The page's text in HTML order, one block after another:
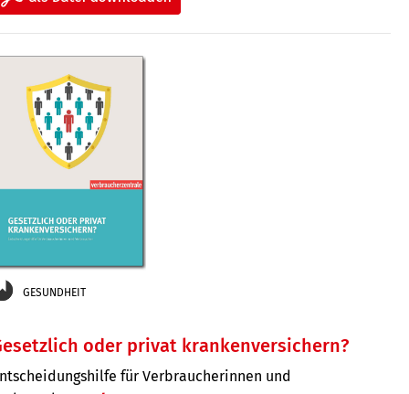
GESUNDHEIT
oder privat krankenversichern?
für Verbraucherinnen und